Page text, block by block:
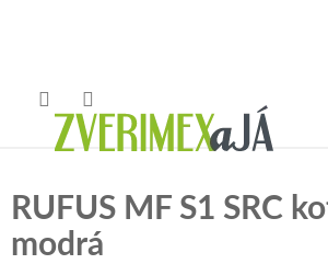
RUFUS MF S1 SRC
modrá